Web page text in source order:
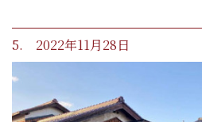
5. 2022年11月28日